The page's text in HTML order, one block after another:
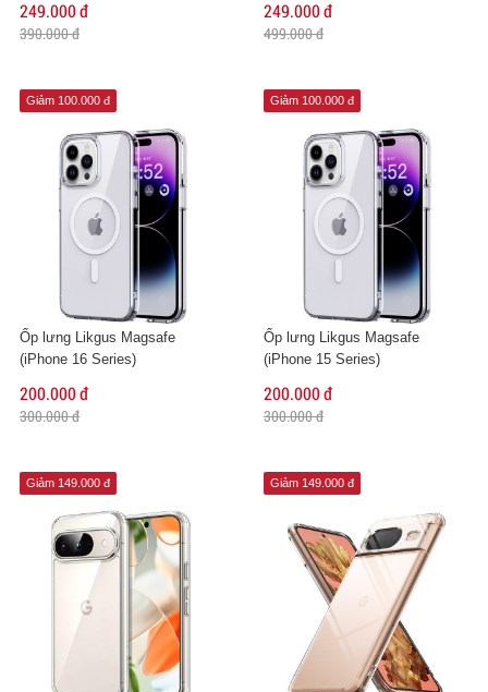
249.000 đ
390.000 đ
249.000 đ
499.000 đ
Giảm 100.000 đ
Ốp lưng Likgus Magsafe
(iPhone 16 Series)
200.000 đ
300.000 đ
Giảm 100.000 đ
Ốp lưng Likgus Magsafe
(iPhone 15 Series)
200.000 đ
300.000 đ
Giảm 149.000 đ Giảm 149.000 đ